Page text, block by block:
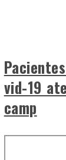
vid-19
camp